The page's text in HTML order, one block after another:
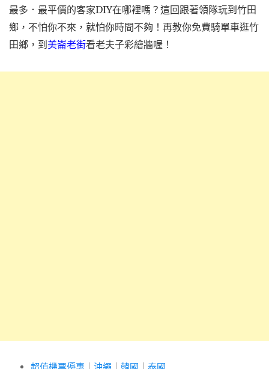
最多．最平價的客家DIY在哪裡嗎？這回跟著領隊玩到竹田
鄉，不怕你不來，就怕你時間不夠！再教你免費騎單車逛竹
田鄉，到 美崙老街看老夫子彩繪牆喔！
超值機票優惠 沖繩 韓國
泰國